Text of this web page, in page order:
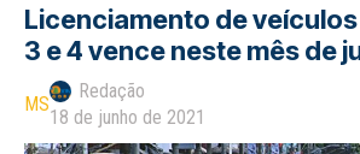
Licenciamento de
3 e 4 vence neste mês de
MS
Redação
18 de junho de 2021